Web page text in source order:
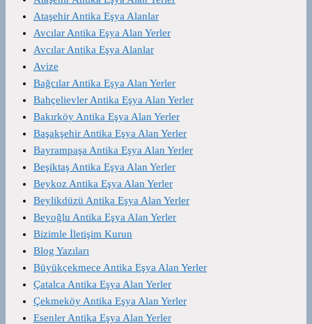
Ataşehir Antika Eşya Alanlar
Avcılar Antika Eşya Alan Yerler
Avcılar Antika Eşya Alanlar
Avize
Bağcılar Antika Eşya Alan Yerler
Bahçelievler Antika Eşya Alan Yerler
Bakırköy Antika Eşya Alan Yerler
Başakşehir Antika Eşya Alan Yerler
Bayrampaşa Antika Eşya Alan Yerler
Beşiktaş Antika Eşya Alan Yerler
Beykoz Antika Eşya Alan Yerler
Beylikdüzü Antika Eşya Alan Yerler
Beyoğlu Antika Eşya Alan Yerler
Bizimle İletişim Kurun
Blog Yazıları
Büyükçekmece Antika Eşya Alan Yerler
Çatalca Antika Eşya Alan Yerler
Çekmeköy Antika Eşya Alan Yerler
Esenler Antika Eşya Alan Yerler